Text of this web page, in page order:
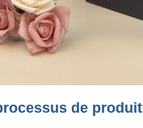
de produit